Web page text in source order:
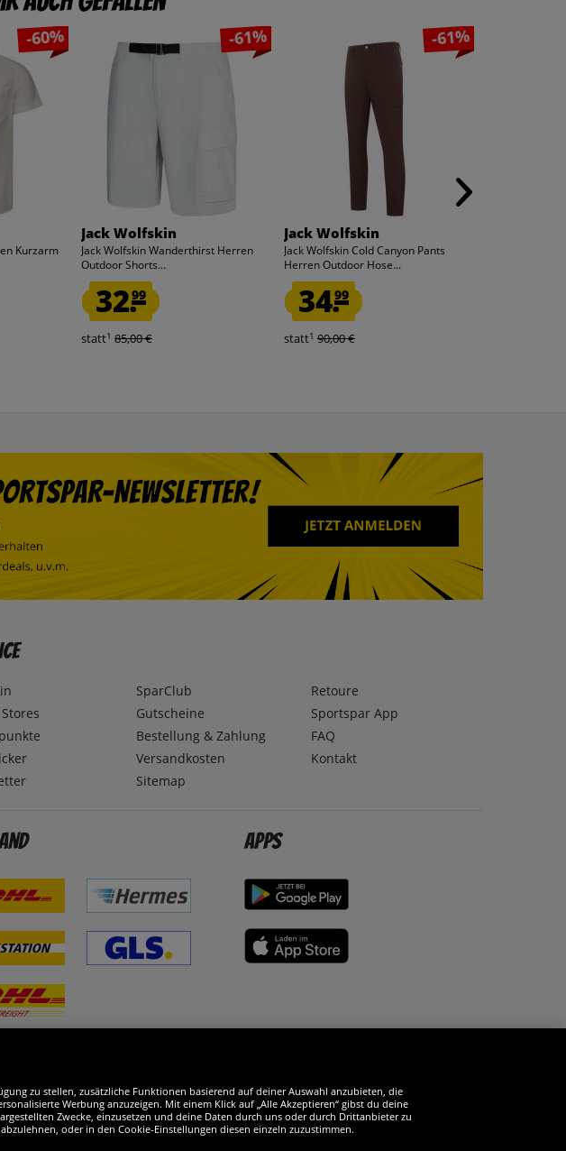
-60%
Kurzarm
-61%
Jack Wolfskin
Jack Wolfskin Wanderthirst Herren
Outdoor Shorts...
32.99
statt1 85,00 €
-61%
Jack Wolfskin
Jack Wolfskin Cold Canyon Pants
Herren Outdoor Hose...
34.99
statt1 90,00 €
SparClub
Gutscheine
Bestellung & Zahlung
Versandkosten
Sitemap
Retoure
Sportspar App
FAQ
Kontakt
Apps
zu stellen, zusätzliche Funktionen basierend auf deiner Auswahl anzubieten, die
Werbung anzuzeigen. Mit einem Klick auf „Alle Akzeptieren“ gibst du deine
Zwecke, einzusetzen und deine Daten durch uns oder durch Drittanbieter zu
oder in den Cookie-Einstellungen diesen einzeln zuzustimmen.